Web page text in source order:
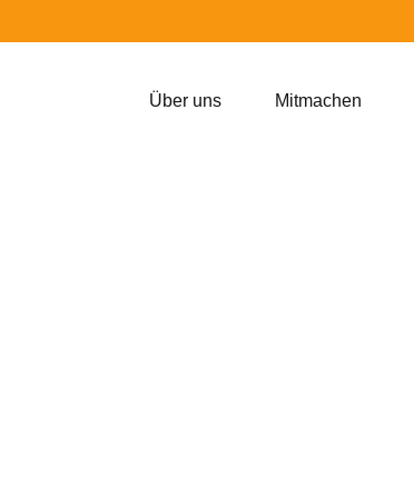
Über uns Mitmachen